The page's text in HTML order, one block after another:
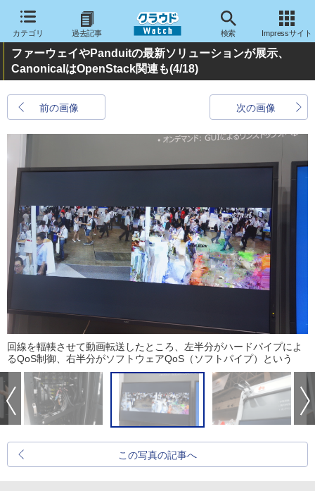
カテゴリ 過去記事 検索 Impressサイト
ファーウェイやPanduitの最新ソリューションが展示、
CanonicalはOpenStack関連も(4/18)
前の画像 次の画像
回線を輻輳させて動画転送したところ、左半分がハードパイプによ
るQoS制御、右半分がソフトウェアQoS（ソフトパイプ）という
この写真の記事へ